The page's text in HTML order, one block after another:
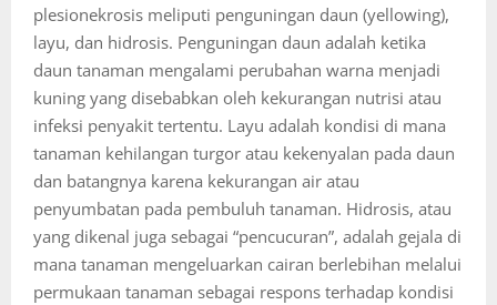
plesionekrosis meliputi penguningan daun (yellowing),
layu, dan hidrosis. Penguningan daun adalah ketika
daun tanaman mengalami perubahan warna menjadi
kuning yang disebabkan oleh kekurangan nutrisi atau
infeksi penyakit tertentu. Layu adalah kondisi di mana
tanaman kehilangan turgor atau kekenyalan pada daun
dan batangnya karena kekurangan air atau
penyumbatan pada pembuluh tanaman. Hidrosis, atau
yang dikenal juga sebagai “pencucuran”, adalah gejala di
mana tanaman mengeluarkan cairan berlebihan melalui
permukaan tanaman sebagai respons terhadap kondisi